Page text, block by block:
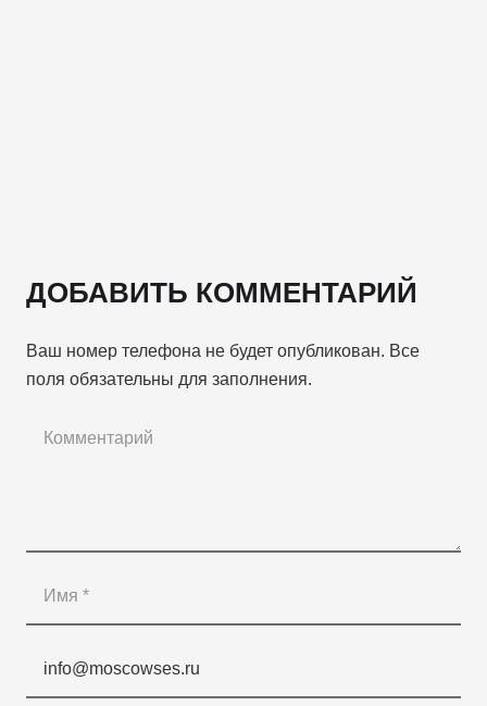
ДОБАВИТЬ КОММЕНТАРИЙ
Ваш номер телефона не будет опубликован. Все
поля обязательны для заполнения.